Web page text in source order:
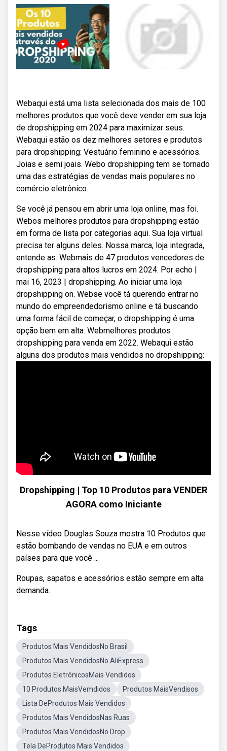
Webaqui está uma lista selecionada dos mais de 100
melhores produtos que você deve vender em sua loja
de dropshipping em 2024 para maximizar seus.
Webaqui estão os dez melhores setores e produtos
para dropshipping: Vestuário feminino e acessórios.
Joias e semi joais. Webo dropshipping tem se tornado
uma das estratégias de vendas mais populares no
comércio eletrônico.
Se você já pensou em abrir uma loja online, mas foi.
Webos melhores produtos para dropshipping estão
em forma de lista por categorias aqui. Sua loja virtual
precisa ter alguns deles. Nossa marca, loja integrada,
entende as. Webmais de 47 produtos vencedores de
dropshipping para altos lucros em 2024. Por echo |
mai 16, 2023 | dropshipping. Ao iniciar uma loja
dropshipping on. Webse você tá querendo entrar no
mundo do empreendedorismo online e tá buscando
uma forma fácil de começar, o dropshipping é uma
opção bem em alta. Webmelhores produtos
dropshipping para venda em 2022. Webaqui estão
alguns dos produtos mais vendidos no dropshipping:
Dropshipping | Top 10 Produtos para VENDER
AGORA como Iniciante
Nesse vídeo Douglas Souza mostra 10 Produtos que
estão bombando de vendas no EUA e em outros
países para que você ...
Roupas, sapatos e acessórios estão sempre em alta
demanda.
Tags
Produtos Mais VendidosNo Brasil
Produtos Mais VendidosNo AliExpress
Produtos EletrônicosMais Vendidos
10 Produtos MaisVemdidos
Produtos MaisVendisos
Lista DeProdutos Mais Vendidos
Produtos Mais VendidosNas Ruas
Produtos Mais VendidosNo Drop
Tela DeProdutos Mais Vendidos